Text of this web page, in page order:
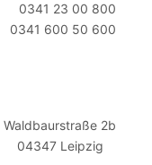
0341 23 00 800
0341 600 50 600
Waldbaurstraße 2b
04347 Leipzig